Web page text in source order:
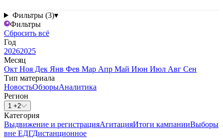
Фильтры (3)▾
Фильтры
Сбросить всё
Год
20262025
Месяц
Окт Ноя Дек Янв Фев Мар Апр Май Июн Июл Авг Сен
Тип материала
НовостьОбзорыАналитика
Регион
1 +2
Категория
Выдвижение и регистрацияАгитацияИтоги кампанииВыборы
вне ЕДГДистанционное